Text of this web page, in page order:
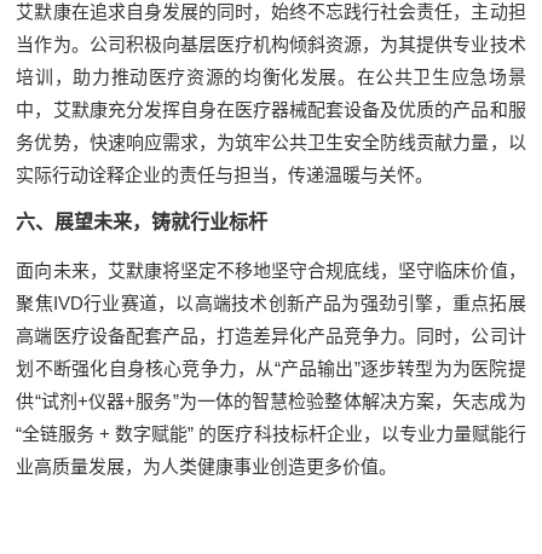
艾默康在追求自身发展的同时，始终不忘践行社会责任，主动担
当作为。公司积极向基层医疗机构倾斜资源，为其提供专业技术
培训，助力推动医疗资源的均衡化发展。在公共卫生应急场景
中，艾默康充分发挥自身在医疗器械配套设备及优质的产品和服
务优势，快速响应需求，为筑牢公共卫生安全防线贡献力量，以
实际行动诠释企业的责任与担当，传递温暖与关怀。
六、展望未来，铸就行业标杆
面向未来，艾默康将坚定不移地坚守合规底线，坚守临床价值，
聚焦IVD行业赛道，以高端技术创新产品为强劲引擎，重点拓展
高端医疗设备配套产品，打造差异化产品竞争力。同时，公司计
划不断强化自身核心竞争力，从“产品输出”逐步转型为为医院提
供“试剂+仪器+服务”为一体的智慧检验整体解决方案，矢志成为
“全链服务 + 数字赋能” 的医疗科技标杆企业，以专业力量赋能行
业高质量发展，为人类健康事业创造更多价值。